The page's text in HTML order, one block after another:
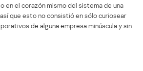
en el corazón mismo del sistema de una
que esto no consistió en sólo curiosear
de alguna empresa minúscula y sin